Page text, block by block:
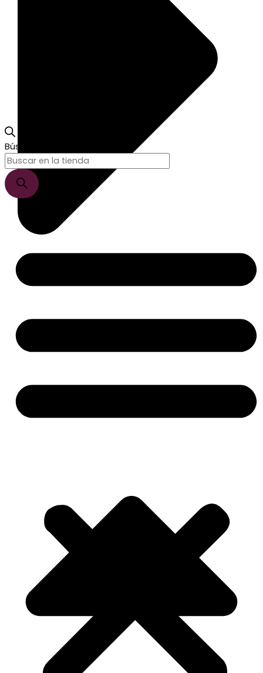
Búsqueda de productos